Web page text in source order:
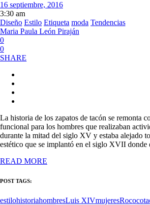
16 septiembre, 2016
3:30 am
Diseño Estilo Etiqueta moda Tendencias
Maria Paula León Piraján
0
0
SHARE
La historia de los zapatos de tacón se remonta
funcional para los hombres que realizaban
durante la mitad del siglo XV y estaba alejado
estético que se implantó en el siglo XVII donde
READ MORE
POST TAGS:
estilohistoriahombresLuis XIVmujeresRococo